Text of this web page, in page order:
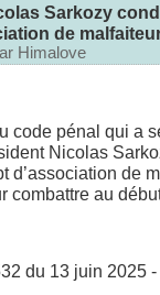
Sarkozy
de
Himalove
code pénal qui a
Nicolas
d’association de
combattre au
du 13 juin 2025